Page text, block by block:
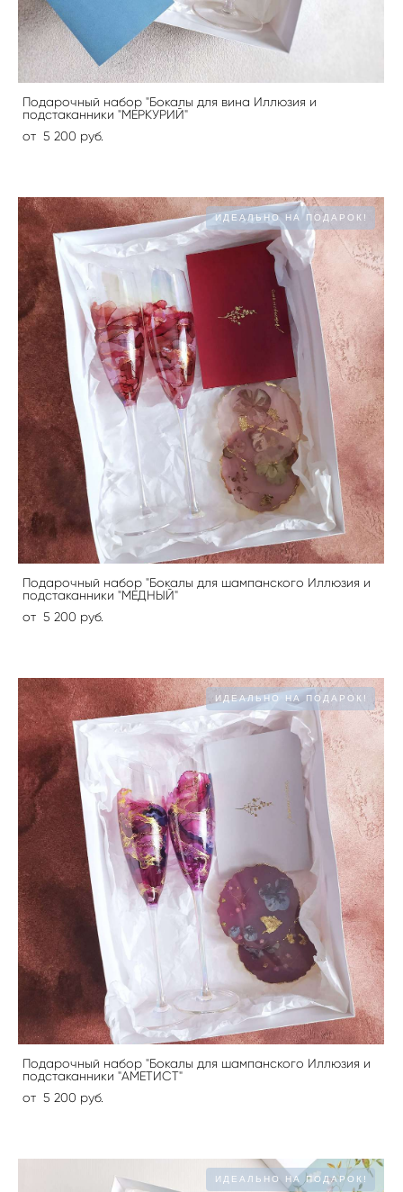
Подарочный набор "Бокалы для вина Иллюзия и
подстаканники "МЕРКУРИЙ"
от 5 200 pуб.
ИДЕАЛЬНО НА ПОДАРОК!
Подарочный набор "Бокалы для шампанского Иллюзия и
подстаканники "МЕДНЫЙ"
от 5 200 pуб.
ИДЕАЛЬНО НА ПОДАРОК!
Подарочный набор "Бокалы для шампанского Иллюзия и
подстаканники "АМЕТИСТ"
от 5 200 pуб.
ИДЕАЛЬНО НА ПОДАРОК!